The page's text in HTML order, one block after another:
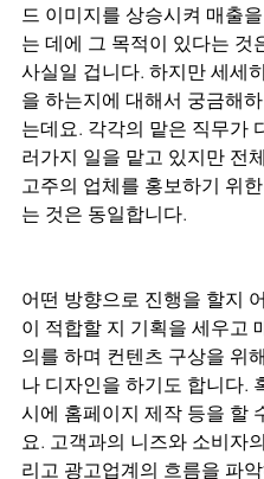
드 이미지를 상승시켜 매출
는 데에 그 목적이 있다는 것
사실일 겁니다. 하지만 세세
을 하는지에 대해서 궁금해
는데요. 각각의 맡은 직무가
러가지 일을 맡고 있지만 전
고주의 업체를 홍보하기 위
는 것은 동일합니다.
어떤 방향으로 진행을 할지
이 적합할 지 기획을 세우고
의를 하며 컨텐츠 구상을 위
나 디자인을 하기도 합니다.
시에 홈페이지 제작 등을 할
요. 고객과의 니즈와 소비자
리고 광고업계의 흐름을 파